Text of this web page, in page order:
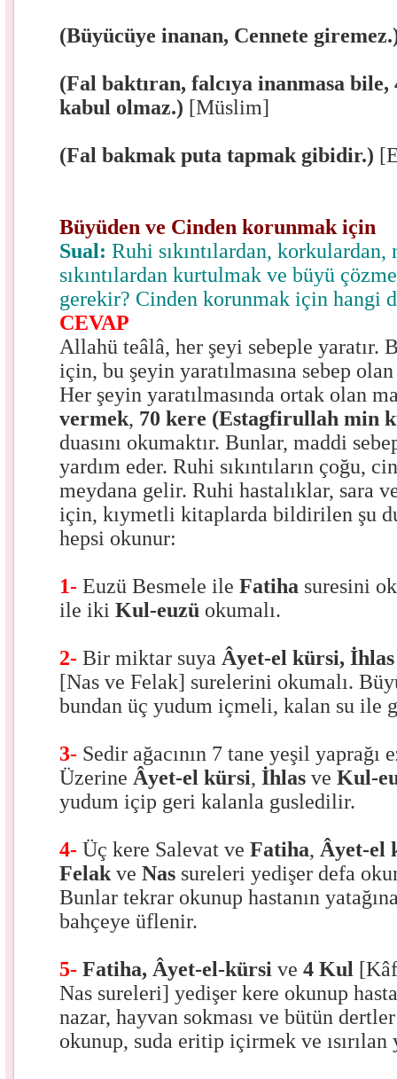
(Büyücüye inanan, Cennete
(Fal baktıran, falcıya inanmasa bile,
kabul olmaz.) [Müslim]
(Fal bakmak puta tapmak gibidir.)
Büyüden ve Cinden korunmak için
Sual: Ruhi sıkıntılardan,
sıkıntılardan kurtulmak ve büyü
gerekir? Cinden korunmak için hangi
CEVAP
Allahü teâlâ, her şeyi sebeple yaratır.
için, bu şeyin yaratılmasına sebep
Her şeyin yaratılmasında ortak olan
vermek, 70 kere (Estagfirullah min
duasını okumaktır. Bunlar, maddi
yardım eder. Ruhi sıkıntıların çoğu,
meydana gelir. Ruhi hastalıklar, sara
için, kıymetli kitaplarda bildirilen şu
hepsi okunur:
1- Euzü Besmele ileFatiha suresini
ile ikiKul-euzü okumalı.
2- Bir miktar suya Âyet-el kürsi,
[Nas ve Felak] surelerini okumalı.
bundan üç yudum içmeli, kalan su ile
3- Sedir ağacının 7 tane yeşil yaprağı
Üzerine Âyet-el kürsi,İhlas veKul-
yudum içip geri kalanla gusledilir.
4- Üç kere Salevat veFatiha, Âyet-el
Felak veNas sureleri yedişer defa
Bunlar tekrar okunup hastanın
bahçeye üflenir.
5- Fatiha, Âyet-el-kürsive4 Kul
Nas sureleri] yedişer kere okunup
nazar, hayvan sokması ve bütün
okunup, suda eritip içirmek ve